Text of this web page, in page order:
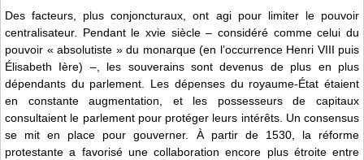
Des facteurs, plus conjoncturaux, ont agi pour limiter le pouvoir
centralisateur. Pendant le xvie siècle – considéré comme celui du
pouvoir « absolutiste » du monarque (en l’occurrence Henri VIII puis
Élisabeth Ière) –, les souverains sont devenus de plus en plus
dépendants du parlement. Les dépenses du royaume-État étaient
en constante augmentation, et les possesseurs de capitaux
consultaient le parlement pour protéger leurs intérêts. Un consensus
se mit en place pour gouverner. À partir de 1530, la réforme
protestante a favorisé une collaboration encore plus étroite entre